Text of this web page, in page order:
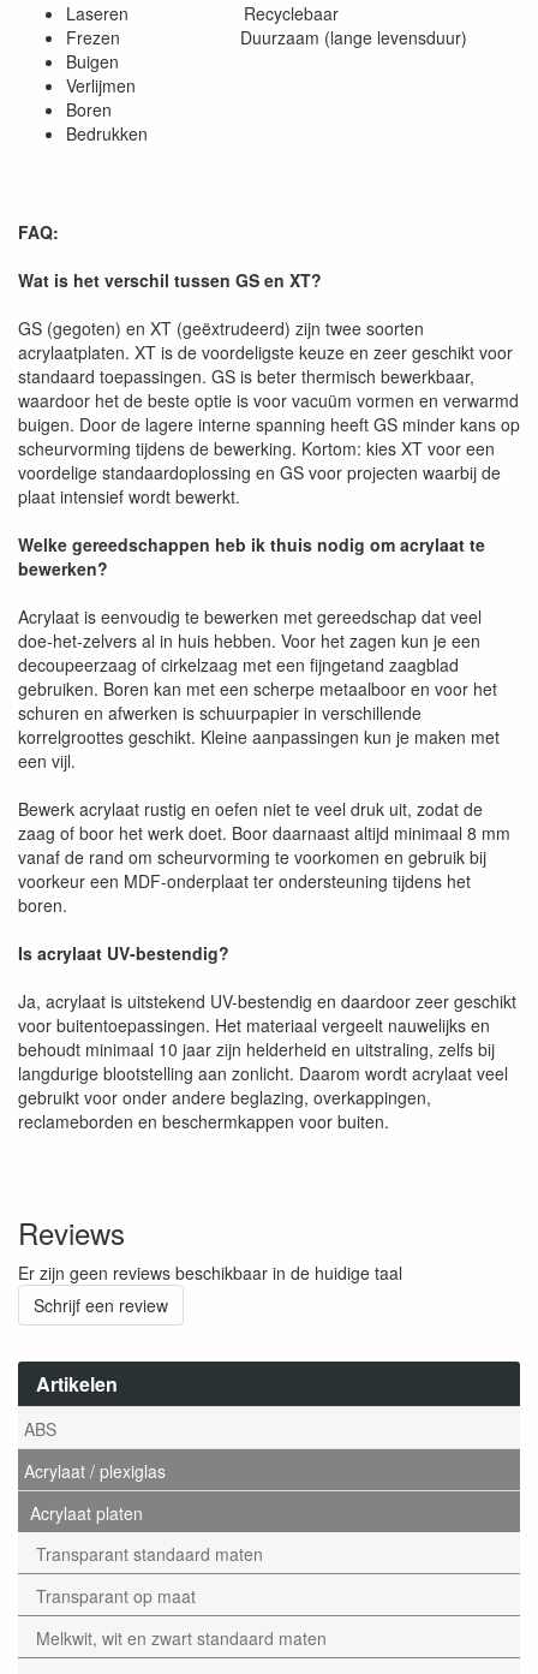
Artikelen
ABS
Acrylaat / plexiglas
Acrylaat platen
Transparant standaard maten
Transparant op maat
Melkwit, wit en zwart standaard maten
Laseren Recyclebaar
Frezen Duurzaam (lange levensduur)
Buigen
Verlijmen
Boren
Bedrukken
FAQ:
Wat is het verschil tussen GS en XT?
GS (gegoten) en XT (geëxtrudeerd) zijn twee soorten
acrylaatplaten. XT is de voordeligste keuze en zeer geschikt voor
standaard toepassingen. GS is beter thermisch bewerkbaar,
waardoor het de beste optie is voor vacuüm vormen en verwarmd
buigen. Door de lagere interne spanning heeft GS minder kans op
scheurvorming tijdens de bewerking. Kortom: kies XT voor een
voordelige standaardoplossing en GS voor projecten waarbij de
plaat intensief wordt bewerkt.
Welke gereedschappen heb ik thuis nodig om acrylaat te
bewerken?
Acrylaat is eenvoudig te bewerken met gereedschap dat veel
doe-het-zelvers al in huis hebben. Voor het zagen kun je een
decoupeerzaag of cirkelzaag met een fijngetand zaagblad
gebruiken. Boren kan met een scherpe metaalboor en voor het
schuren en afwerken is schuurpapier in verschillende
korrelgroottes geschikt. Kleine aanpassingen kun je maken met
een vijl.
Bewerk acrylaat rustig en oefen niet te veel druk uit, zodat de
zaag of boor het werk doet. Boor daarnaast altijd minimaal 8 mm
vanaf de rand om scheurvorming te voorkomen en gebruik bij
voorkeur een MDF-onderplaat ter ondersteuning tijdens het
boren.
Is acrylaat UV-bestendig?
Ja, acrylaat is uitstekend UV-bestendig en daardoor zeer geschikt
voor buitentoepassingen. Het materiaal vergeelt nauwelijks en
behoudt minimaal 10 jaar zijn helderheid en uitstraling, zelfs bij
langdurige blootstelling aan zonlicht. Daarom wordt acrylaat veel
gebruikt voor onder andere beglazing, overkappingen,
reclameborden en beschermkappen voor buiten.
Reviews
Er zijn geen reviews beschikbaar in de huidige taal
Schrijf een review